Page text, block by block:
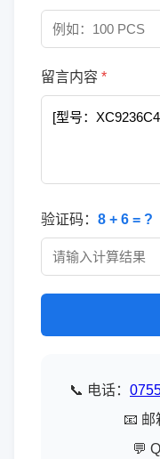
留言内容 *
验证码： 8 + 6 = ?
📞 电话：
📧 邮
💬